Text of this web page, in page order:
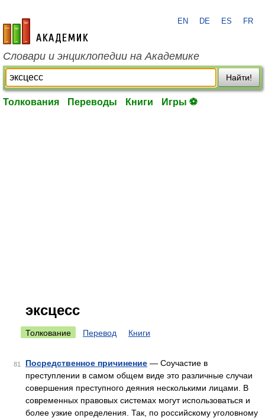
academic.ru
EN DE ES FR
Словари и энциклопедии на Академике
Найти!
Толкования Переводы Книги Игры ⚽
эксцесс
Толкование Перевод Книги
81 Посредственное причинение — Соучастие в
преступлении в самом общем виде это различные случаи
совершения преступного деяния несколькими лицами. В
современных правовых системах могут использоваться и
более узкие определения. Так, по российскому уголовному